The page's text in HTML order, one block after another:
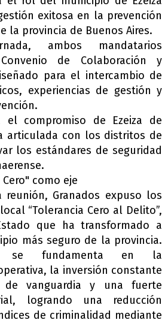
exitosa en la prevención
la provincia de Buenos Aires.
ambos mandatarios
de Colaboración y
para el intercambio de
experiencias de gestión y
el compromiso de Ezeiza de
articulada con los distritos de
los estándares de seguridad
como eje
Granados expuso los
“Tolerancia Cero al Delito”,
que ha transformado a
más seguro de la provincia.
se fundamenta en la
la inversión constante
de vanguardia y una fuerte
logrando una reducción
de criminalidad mediante